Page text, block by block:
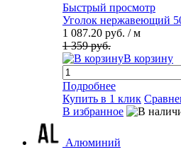
Быстрый просмотр
Уголок нержавеющий
1 087.20 руб. / м
1 359 руб.
В корзину
Подробнее
Купить в 1 клик
В избранное
Алюминий